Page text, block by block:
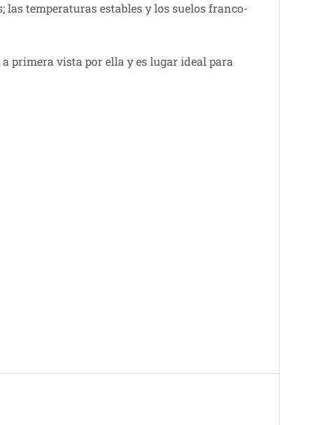
las temperaturas estables y los suelos franco-
primera vista por ella y es lugar ideal para